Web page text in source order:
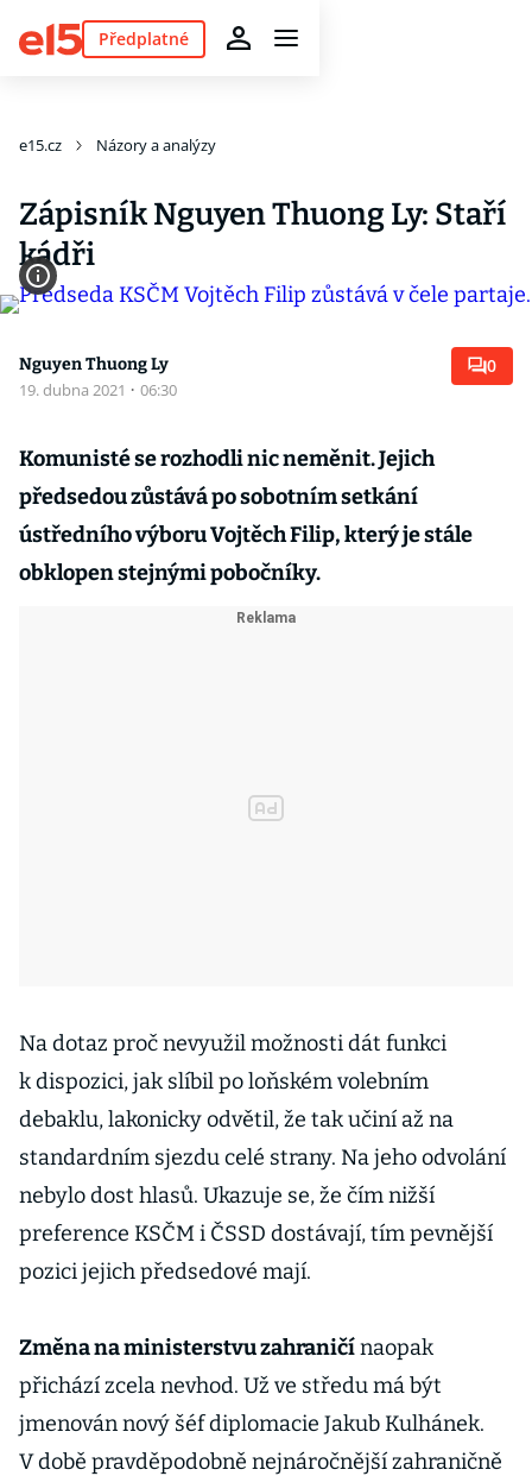
Předplatné
e15.cz Názory a analýzy
Zápisník Nguyen Thuong Ly: Staří
kádři
Nguyen Thuong Ly
19. dubna 2021 · 06:30
0
Komunisté se rozhodli nic neměnit. Jejich
předsedou zůstává po sobotním setkání
ústředního výboru Vojtěch Filip, který je stále
obklopen stejnými pobočníky.
Na dotaz proč nevyužil možnosti dát funkci
k dispozici, jak slíbil po loňském volebním
debaklu, lakonicky odvětil, že tak učiní až na
standardním sjezdu celé strany. Na jeho odvolání
nebylo dost hlasů. Ukazuje se, že čím nižší
preference KSČM i ČSSD dostávají, tím pevnější
pozici jejich předsedové mají.
Změna na ministerstvu zahraničínaopak
přichází zcela nevhod. Už ve středu má být
jmenován nový šéf diplomacie Jakub Kulhánek.
V době pravděpodobně nejnáročnější zahraničně